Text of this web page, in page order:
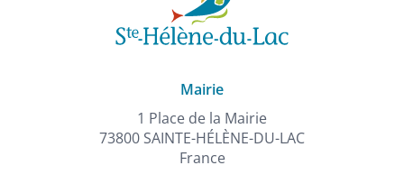
Mairie
1 Place de la Mairie
73800 SAINTE-HÉLÈNE-DU-LAC
France